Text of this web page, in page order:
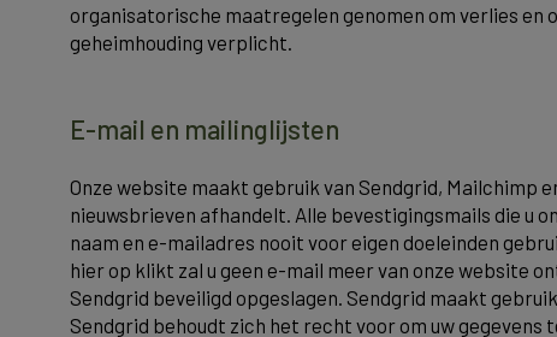
organisatorische maatregelen genomen om verlies en
geheimhouding verplicht.
E-mail en mailinglijsten
Onze website maakt gebruik van Sendgrid, Mailchimp
nieuwsbrieven afhandelt. Alle bevestigingsmails die u
naam en e-mailadres nooit voor eigen doeleinden
hier op klikt zal u geen e-mail meer van onze website
Sendgrid beveiligd opgeslagen. Sendgrid maakt
Sendgrid behoudt zich het recht voor om uw